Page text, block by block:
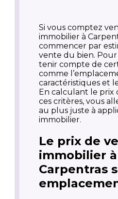
Si vous comptez
immobilier à
commencer par
vente du bien. Pour
tenir compte de
comme
caractéristiques et
En calculant le prix
ces critères, vous
au plus juste à
immobilier.
Le prix de
immobilier à
Carpentras